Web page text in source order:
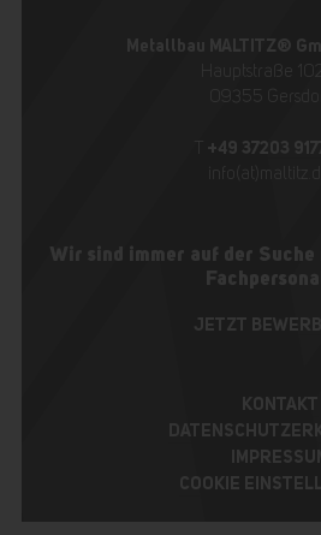
Metallbau MALTITZ®
Hauptstraße 102
09355 Gersdorf
+49 37203
info(at)maltitz.de
Wir sind immer auf der Suche
Fachpersonal.
JETZT
KONTAKT
IMPRESSUM
COOKIE